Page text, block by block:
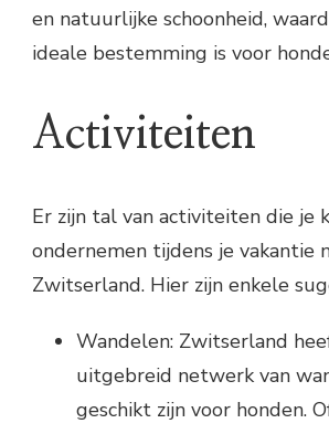
en natuurlijke schoonheid,
ideale bestemming is voor
Activiteiten
Er zijn tal van activiteiten die je
ondernemen tijdens je vakantie
Zwitserland. Hier zijn enkele
Wandelen: Zwitserland
uitgebreid netwerk van
geschikt zijn voor honden.